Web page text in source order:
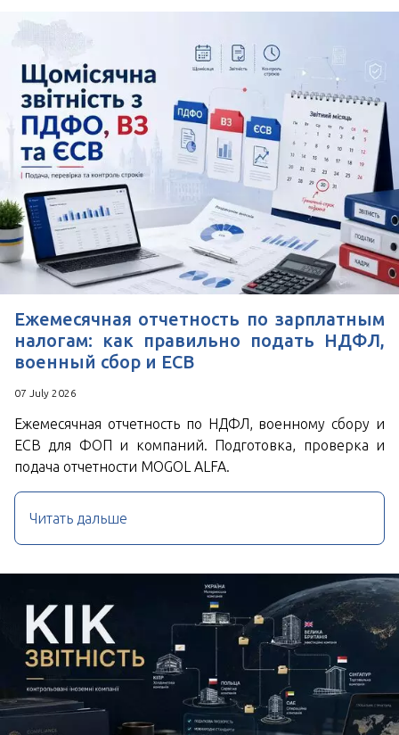
Ежемесячная отчетность по зарплатным
налогам: как правильно подать НДФЛ,
военный сбор и ЕСВ
07 July 2026
Ежемесячная отчетность по НДФЛ, военному сбору и
ЕСВ для ФОП и компаний. Подготовка, проверка и
подача отчетности MOGOL ALFA.
Читать дальше